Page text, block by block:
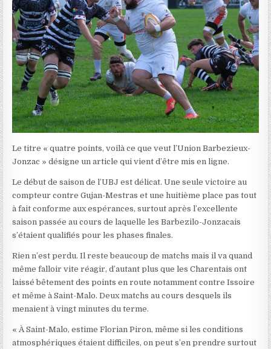
Le titre « quatre points, voilà ce que veut l’Union Barbezieux-
Jonzac » désigne un article qui vient d’être mis en ligne.
Le début de saison de l’UBJ est délicat. Une seule victoire au
compteur contre Gujan-Mestras et une huitième place pas tout
à fait conforme aux espérances, surtout après l’excellente
saison passée au cours de laquelle les Barbezilo-Jonzacais
s’étaient qualifiés pour les phases finales.
Rien n’est perdu. Il reste beaucoup de matchs mais il va quand
même falloir vite réagir, d’autant plus que les Charentais ont
laissé bêtement des points en route notamment contre Issoire
et même à Saint-Malo. Deux matchs au cours desquels ils
menaient à vingt minutes du terme.
« À Saint-Malo, estime Florian Piron, même si les conditions
atmosphériques étaient difficiles, on peut s’en prendre surtout